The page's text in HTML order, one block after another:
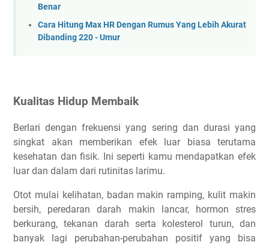
Benar
Cara Hitung Max HR Dengan Rumus Yang Lebih Akurat
Dibanding 220 - Umur
Kualitas Hidup Membaik
Berlari dengan frekuensi yang sering dan durasi yang
singkat akan memberikan efek luar biasa terutama
kesehatan dan fisik. Ini seperti kamu mendapatkan efek
luar dan dalam dari rutinitas larimu.
Otot mulai kelihatan, badan makin ramping, kulit makin
bersih, peredaran darah makin lancar, hormon stres
berkurang, tekanan darah serta kolesterol turun, dan
banyak lagi perubahan-perubahan positif yang bisa